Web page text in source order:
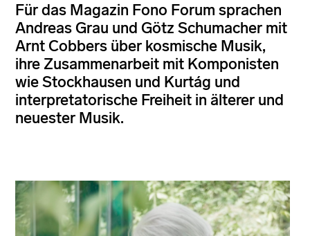
Für das Magazin Fono Forum sprachen
Andreas Grau und Götz Schumacher mit
Arnt Cobbers über kosmische Musik,
ihre Zusammenarbeit mit Komponisten
wie Stockhausen und Kurtág und
interpretatorische Freiheit in älterer und
neuester Musik.